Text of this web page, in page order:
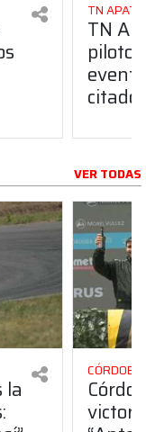
TN APAT
TN
piloto
citado
VER TODAS
la